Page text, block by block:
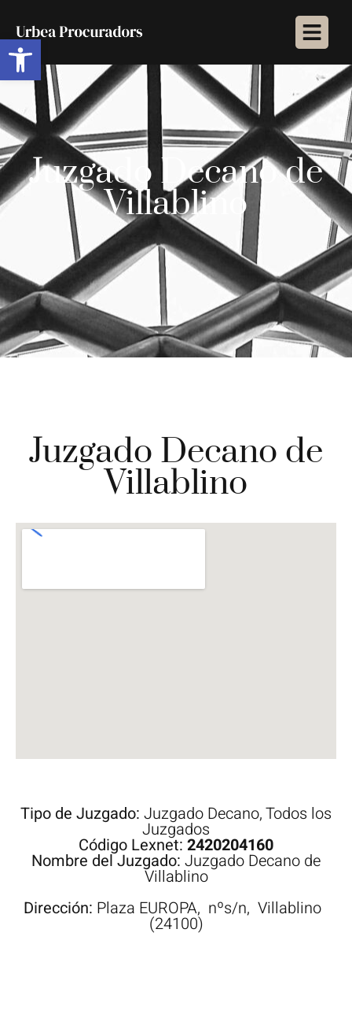
Abrir barra de herramientas
Juzgado Decano de
Villablino
Juzgado Decano de
Villablino
Tipo de Juzgado: Juzgado Decano,Todos los
Juzgados
Código Lexnet: 2420204160
Nombre del Juzgado: Juzgado Decano de
Villablino
Dirección: Plaza EUROPA, nºs/n, Villablino
(24100)